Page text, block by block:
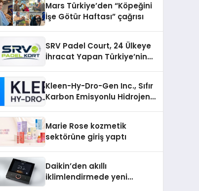
Mars Türkiye’den “Köpeğini
İşe Götür Haftası” çağrısı
SRV Padel Court, 24 Ülkeye
İhracat Yapan Türkiye’nin
Kleen-Hy-Dro-Gen Inc., Sıfır
Karbon Emisyonlu Hidrojen
Aldı
Marie Rose kozmetik
sektörüne giriş yaptı
Daikin’den akıllı
iklimlendirmede yeni